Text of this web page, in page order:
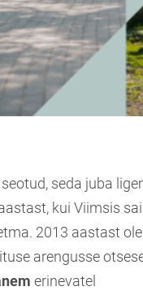
seda juba
kui Viimsis sai
2013 aastast
arengusse
erinevatel